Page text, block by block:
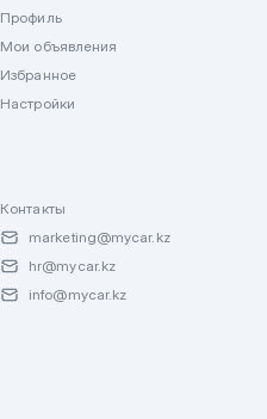
Профиль
Мои объявления
Избранное
Настройки
Контакты
marketing@mycar.kz
hr@mycar.kz
info@mycar.kz